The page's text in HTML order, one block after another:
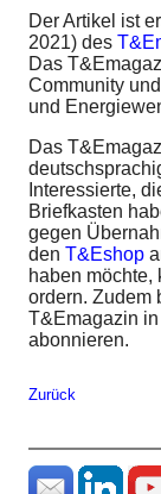
Der Artikel ist
2021) des
Das
Community
und
Das
Interessierte,
Briefkasten
gegen
den T&Eshop
haben möchte,
ordern. Zudem
T&Emagazin
abonnieren.
Zurück